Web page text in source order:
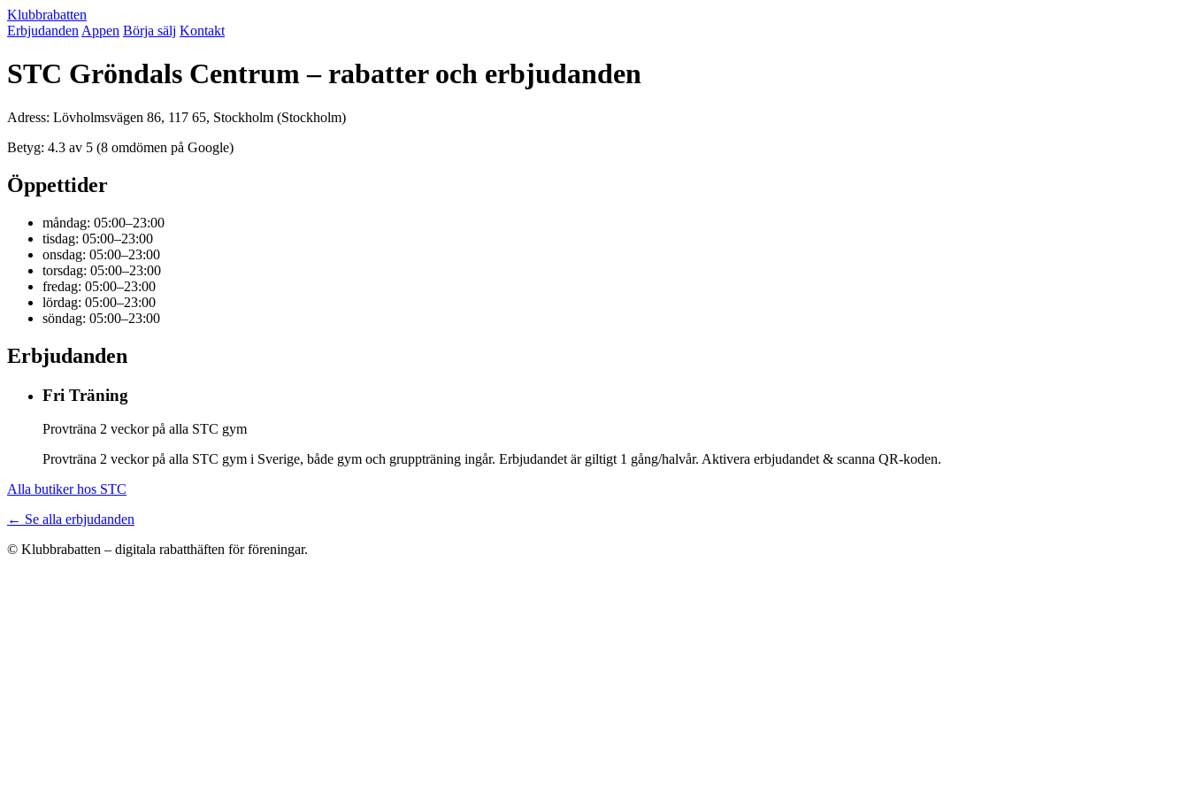
Klubbrabatten
Erbjudanden Appen Börja sälj Kontakt
STC Gröndals Centrum – rabatter och erbjudanden
Adress: Lövholmsvägen 86, 117 65, Stockholm (Stockholm)
Betyg: 4.3 av 5 (8 omdömen på Google)
Öppettider
måndag: 05:00–23:00
tisdag: 05:00–23:00
onsdag: 05:00–23:00
torsdag: 05:00–23:00
fredag: 05:00–23:00
lördag: 05:00–23:00
söndag: 05:00–23:00
Erbjudanden
Fri Träning
Provträna 2 veckor på alla STC gym
Provträna 2 veckor på alla STC gym i Sverige, både gym och gruppträning ingår. Erbjudandet är giltigt 1 gång/halvår. Aktivera erbjudandet & scanna QR-koden.
Alla butiker hos STC
← Se alla erbjudanden
© Klubbrabatten – digitala rabatthäften för föreningar.